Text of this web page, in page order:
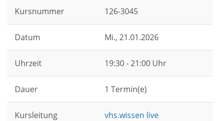
Kursnummer 126-3045
Datum Mi., 21.01.2026
Uhrzeit 19:30 - 21:00 Uhr
Dauer 1 Termin(e)
Kursleitung vhs.wissen live